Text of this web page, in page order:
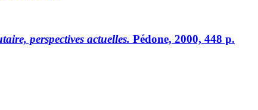
perspectives actuelles. Pédone, 2000, 448 p.